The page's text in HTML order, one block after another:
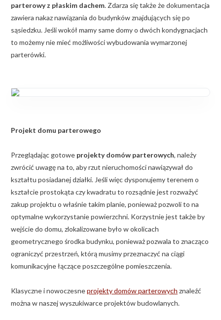
parterowy z płaskim dachem. Zdarza się także że dokumentacja
zawiera nakaz nawiązania do budynków znajdujących się po
sąsiedzku. Jeśli wokół mamy same domy o dwóch kondygnacjach
to możemy nie mieć możliwości wybudowania wymarzonej
parterówki.
Projekt domu parterowego
Przeglądając gotowe projekty domów parterowych, należy
zwrócić uwagę na to, aby rzut nieruchomości nawiązywał do
kształtu posiadanej działki. Jeśli więc dysponujemy terenem o
kształcie prostokąta czy kwadratu to rozsądnie jest rozważyć
zakup projektu o właśnie takim planie, ponieważ pozwoli to na
optymalne wykorzystanie powierzchni. Korzystnie jest także by
wejście do domu, zlokalizowane było w okolicach
geometrycznego środka budynku, ponieważ pozwala to znacząco
ograniczyć przestrzeń, którą musimy przeznaczyć na ciągi
komunikacyjne łączące poszczególne pomieszczenia.
Klasyczne i nowoczesneprojekty domów parterowych znaleźć
można w naszej wyszukiwarce projektów budowlanych.